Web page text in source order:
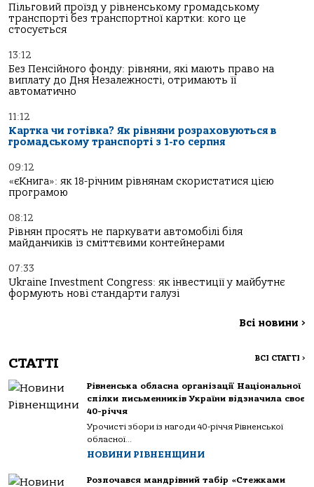
Пільговий проїзд у рівненському громадському
транспорті без транспортної картки: кого це
стосується
13:12
Без Пенсійного фонду: рівняни, які мають право на
виплату до Дня Незалежності, отримають її
автоматично
11:12
Картка чи готівка? Як рівняни розраховуються в
громадському транспорті з 1-го серпня
09:12
«єКнига»: як 18-річним рівнянам скористатися цією
програмою
08:12
Рівнян просять не паркувати автомобілі біля
майданчиків із сміттєвими контейнерами
07:33
Ukraine Investment Congress: як інвестиції у майбутнє
формують нові стандарти галузі
Всі новини >
СТАТТІ ВСІ СТАТТІ >
Рівненська обласна організації Національної
спілки письменників України відзначила своє
40-річчя
Урочисті збори із нагоди 40-річчя Рівненської
обласної...
НОВИНИ РІВНЕНЩИНИ
Розпочався мандрівний табір «Стежками